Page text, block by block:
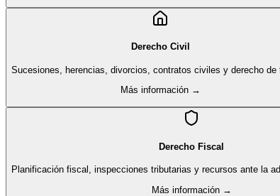
Derecho Civil
Sucesiones, herencias, divorcios, contratos civiles y derecho de
Más información →
Derecho Fiscal
Planificación fiscal, inspecciones tributarias y recursos ante la
Más información →